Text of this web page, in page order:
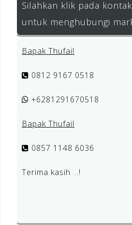
Silahkan klik pada
untuk menghubungi
Bapak Thufail
0812 9167 0518
+6281291670518
Bapak Thufail
0857 1148 6036
Terima kasih …!